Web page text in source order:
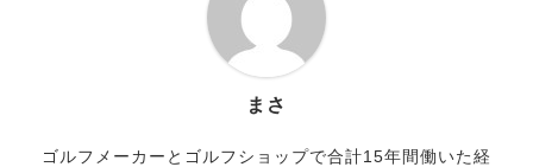
まさ
ゴルフメーカーとゴルフショップで合計15年間働いた経